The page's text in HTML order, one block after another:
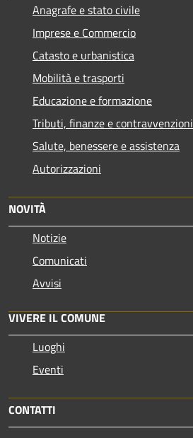
Anagrafe e stato civile
Imprese e Commercio
Catasto e urbanistica
Mobilità e trasporti
Educazione e formazione
Tributi, finanze e contravvenzioni
Salute, benessere e assistenza
Autorizzazioni
NOVITÀ
Notizie
Comunicati
Avvisi
VIVERE IL COMUNE
Luoghi
Eventi
CONTATTI